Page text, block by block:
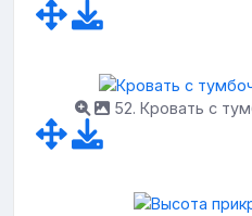
52. Кровать с